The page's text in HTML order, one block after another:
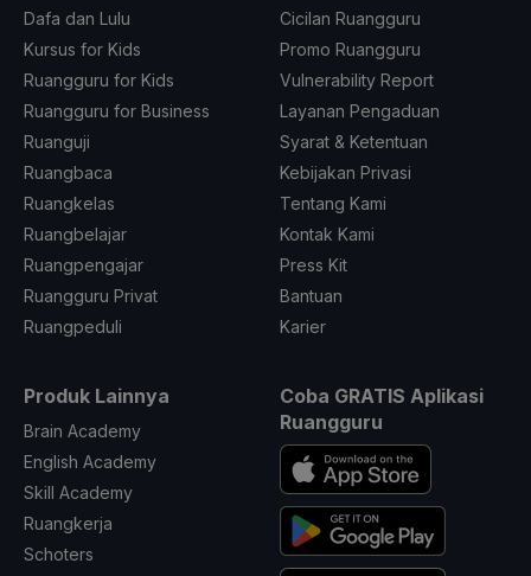
Dafa dan Lulu
Kursus for Kids
Ruangguru for Kids
Ruangguru for Business
Ruanguji
Ruangbaca
Ruangkelas
Ruangbelajar
Ruangpengajar
Ruangguru Privat
Ruangpeduli
Cicilan Ruangguru
Promo Ruangguru
Vulnerability Report
Layanan Pengaduan
Syarat & Ketentuan
Kebijakan Privasi
Tentang Kami
Kontak Kami
Press Kit
Bantuan
Karier
Produk Lainnya
Brain Academy
English Academy
Skill Academy
Ruangkerja
Schoters
Coba GRATIS Aplikasi
Ruangguru